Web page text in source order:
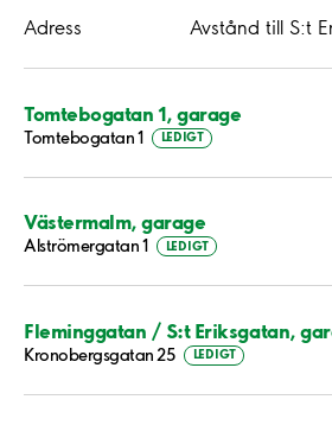
Adress Avstånd till S:t
Tomtebogatan 1, garage
Tomtebogatan 1 LEDIGT
Västermalm, garage
Alströmergatan 1 LEDIGT
Fleminggatan / S:t Eriksgatan,
Kronobergsgatan 25 LEDIGT